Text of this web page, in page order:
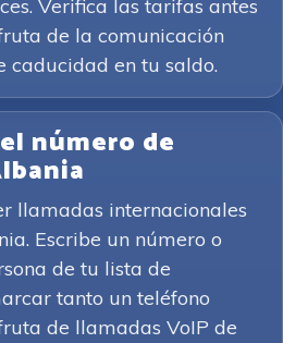
Verifica las tarifas antes
de la comunicación
caducidad en tu saldo.
número de
llamadas internacionales
Escribe un número o
de tu lista de
tanto un teléfono
de llamadas VoIP de